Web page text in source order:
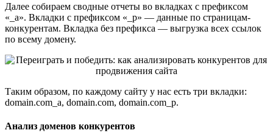
Далее собираем сводные отчеты во вкладках с префиксом
«_a». Вкладки с префиксом «_p» — данные по страницам-
конкурентам. Вкладка без префикса — выгрузка всех ссылок
по всему домену.
Таким образом, по каждому сайту у нас есть три вкладки:
domain.com_a, domain.com, domain.com_p.
Анализ доменов конкурентов